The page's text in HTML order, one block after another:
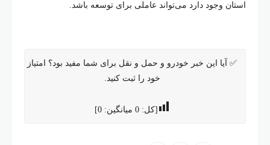
استان وجود دارد می‌تواند عاملی برای توسعه باشد.
✅ آیا این خبر خودرو و حمل و نقل برای شما مفید بود؟ امتیاز
خود را ثبت کنید.
[کل:0 میانگین:0
]